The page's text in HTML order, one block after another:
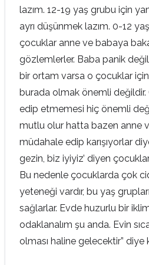
lazım. 12-19 yaş grubu için
ayrı düşünmek lazım. 0-12
çocuklar anne ve babaya
gözlemlerler. Baba panik
bir ortam varsa o çocuklar
burada olmak önemli
edip etmemesi hiç önemli
mutlu olur hatta bazen anne
müdahale edip karışıyorlar
gezin, biz iyiyiz’ diyen
Bu nedenle çocuklarda çok
yeteneği vardır, bu yaş
sağlarlar. Evde huzurlu bir
odaklanalım şu anda. Evin
olması haline gelecektir” diye